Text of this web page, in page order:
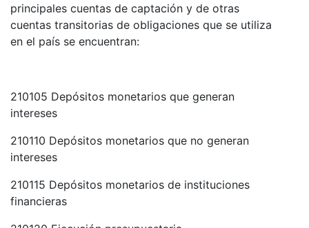
principales cuentas de captación y de otras
cuentas transitorias de obligaciones que se utiliza
en el país se encuentran:
210105 Depósitos monetarios que generan
intereses
210110 Depósitos monetarios que no generan
intereses
210115 Depósitos monetarios de instituciones
financieras